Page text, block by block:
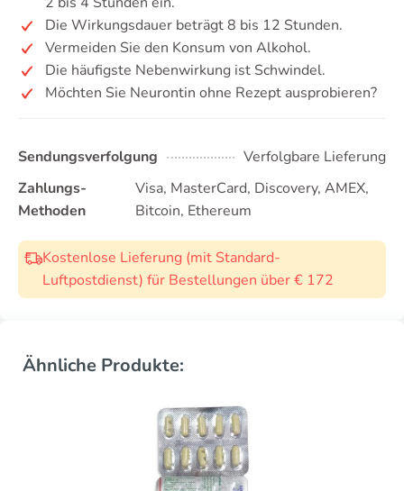
Die Wirkungsdauer beträgt 8 bis 12 Stunden.
Vermeiden Sie den Konsum von Alkohol.
Die häufigste Nebenwirkung ist Schwindel.
Möchten Sie Neurontin ohne Rezept ausprobieren?
Sendungsverfolgung
Verfolgbare Lieferung
Zahlungs-
Methoden
Visa, MasterCard, Discovery, AMEX,
Bitcoin, Ethereum
Kostenlose Lieferung (mit Standard-
Luftpostdienst) für Bestellungen über € 172
Ähnliche Produkte: